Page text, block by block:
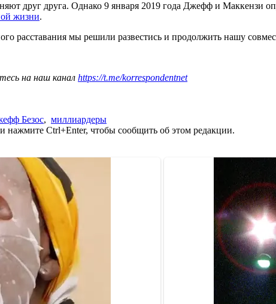
друг друга. Однако 9 января 2019 года Джефф и Маккензи
жизни.
расставания мы решили развестись и продолжить нашу
на наш канал https://t.me/korrespondentnet
Безос, миллиардеры
нажмите Ctrl+Enter, чтобы сообщить об этом редакции.